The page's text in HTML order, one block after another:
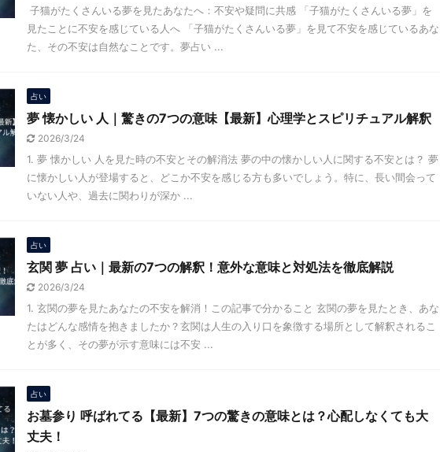
子猫がたくさんいる夢を見たあなたへ：不安や疑問に共感 「子猫がたくさんいる夢」を
見たことに不安を感じている人へ 「子猫がたくさんいる夢」を見て不安を感じているあな
た、その不安は自然なことです。夢占い ...
占い
夢 懐かしい 人｜驚きの7つの意味【最新】心理学とスピリチュアル解釈
2026/3/24
1. 夢 懐かしい 人を見た時の不安とその解消法 夢の中の懐かしい人に関する不安とは？ 夢
に懐かしい人が登場すると、どこか不安を感じる方も多いでしょう。特に、長い間会って
いない人や、過去に関わりが深か ...
占い
玄関 夢 占い｜最新の7つの解釈！意外な意味と対処法を徹底解説
2026/3/24
1. 玄関の夢を見たあなたの不安を解消！この記事で分かること 玄関の夢を見たとき、あな
たはどんな感情を抱きましたか？玄関は人生の入り口を象徴する場所として解釈されるこ
とが多く、その夢が示す意味には不安 ...
占い
お墓参り 呼ばれてる【最新】7つの驚きの意味とは？心配しなくても大
丈夫！